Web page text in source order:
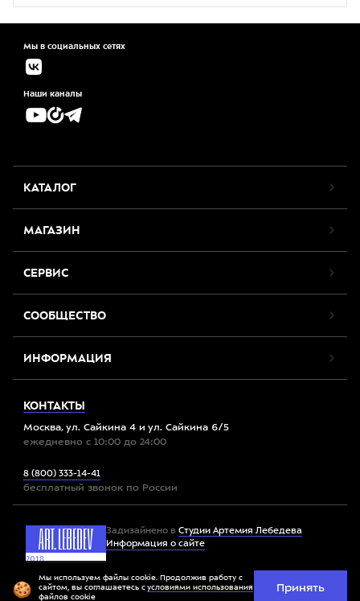
Мы в социальных сетях
Наши каналы
КАТАЛОГ
МАГАЗИН
СЕРВИС
СООБЩЕСТВО
ИНФОРМАЦИЯ
КОНТАКТЫ
Москва, ул. Сайкина 4 и ул. Сайкина 6/5
ежедневно с 10:00 до 24:00
8 (800) 333-14-41
бесплатный звонок по России
Задизайнено в Студии Артемия Лебедева
Информация о сайте
Все права защищены. 2012-2026 © Спорт-Марафон
Мы используем файлы cookie. Продолжив работу с
сайтом, вы соглашаетесь с условиями использования
файлов cookie
Принять